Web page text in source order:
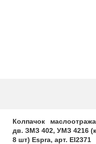
Колпачок
дв. ЗМЗ 402, УМЗ 4216
8 шт) Espra, арт. EI2371